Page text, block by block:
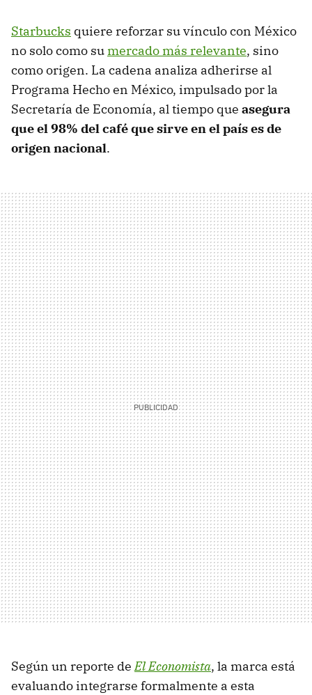
Starbucks quiere reforzar su vínculo con México
no solo como sumercado más relevante, sino
como origen. La cadena analiza adherirse al
Programa Hecho en México, impulsado por la
Secretaría de Economía, al tiempo que asegura
que el 98% del café que sirve en el país es de
origen nacional.
Según un reporte deEl Economista, la marca está
evaluando integrarse formalmente a esta